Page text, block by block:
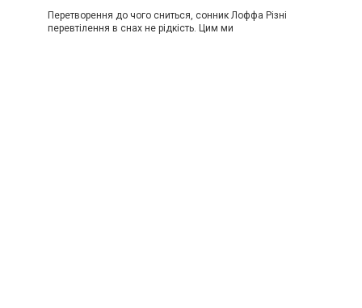
Перетворення до чого сниться, сонник Лоффа Різні
перевтілення в снах не рідкість. Цим ми